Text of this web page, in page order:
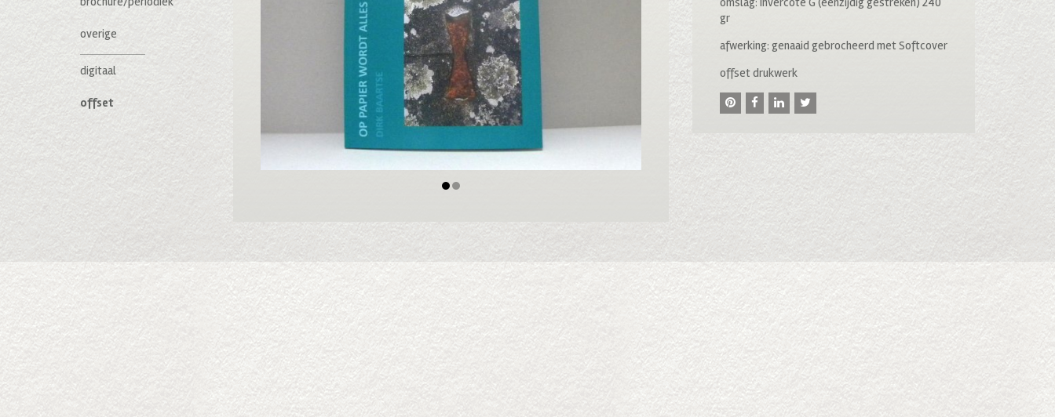
overige
digitaal
offset
gr
afwerking: genaaid gebrocheerd met Softcover
offset drukwerk